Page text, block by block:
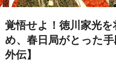
覚悟せよ！徳川家光
め、春日局がとった
外伝】